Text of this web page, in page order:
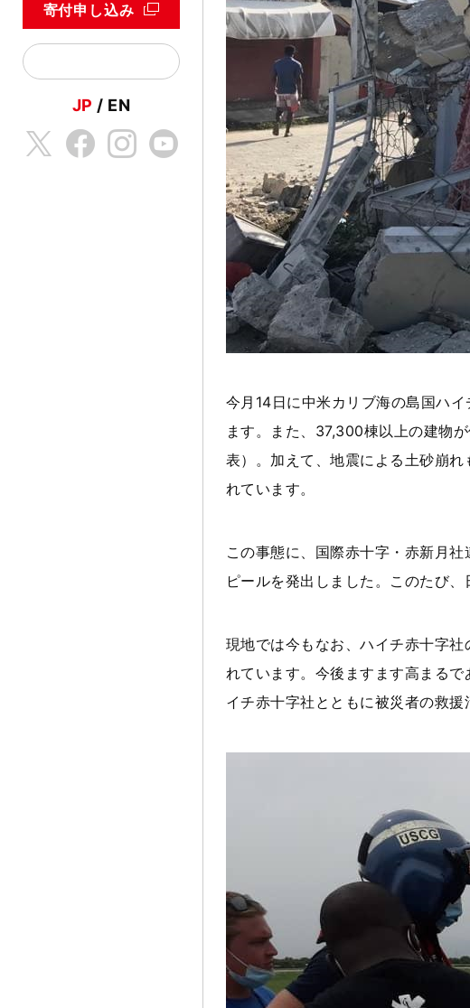
寄付申し込み
JP EN
今月14日に中米カリブ海の島国ハ
ます。また、37,300棟以上の建物
表）。加えて、地震による土砂崩
れています。
この事態に、国際赤十字・赤新月
ピールを発出しました。このたび
現地では今もなお、ハイチ赤十字
れています。今後ますます高まる
イチ赤十字社とともに被災者の救援